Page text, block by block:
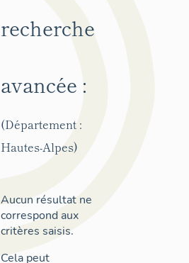
recherche
avancée :
(Département :
Hautes-Alpes)
Aucun résultat ne
correspond aux
critères saisis.
Cela peut